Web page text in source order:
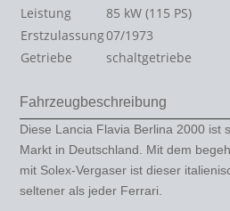
Leistung
85 kW (115 PS)
Erstzulassung07/1973
Getriebe
schaltgetriebe
Fahrzeugbeschreibung
Diese Lancia Flavia Berlina 2000 ist
Markt in Deutschland. Mit dem
mit Solex-Vergaser ist dieser
seltener als jeder Ferrari.